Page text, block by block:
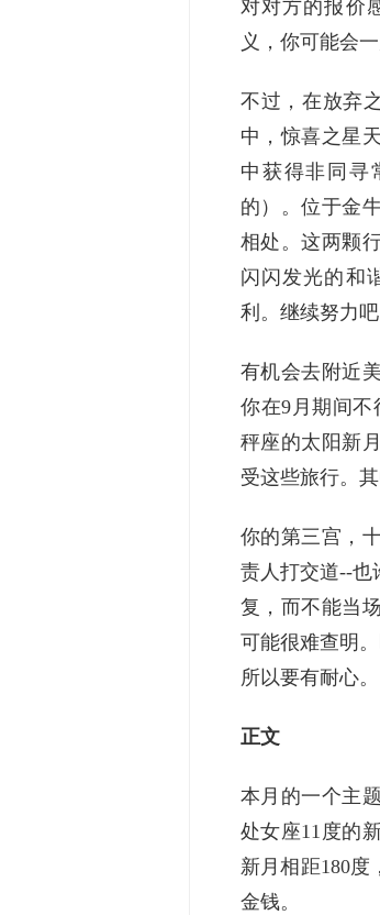
对对方的报价
义，你可能会一
不过，在放弃
中，惊喜之星
中获得非同寻
的）。位于金
相处。这两颗
闪闪发光的和
利。继续努力吧
有机会去附近
你在9月期间不
秤座的太阳新
受这些旅行。
你的第三宫，
责人打交道--也
复，而不能当
可能很难查明
所以要有耐心。
正文
本月的一个主
处女座11度的
新月相距180
金钱。